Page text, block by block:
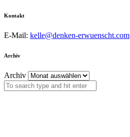
Kontakt
E-Mail: kelle@denken-erwuenscht.com
Archiv
Archiv